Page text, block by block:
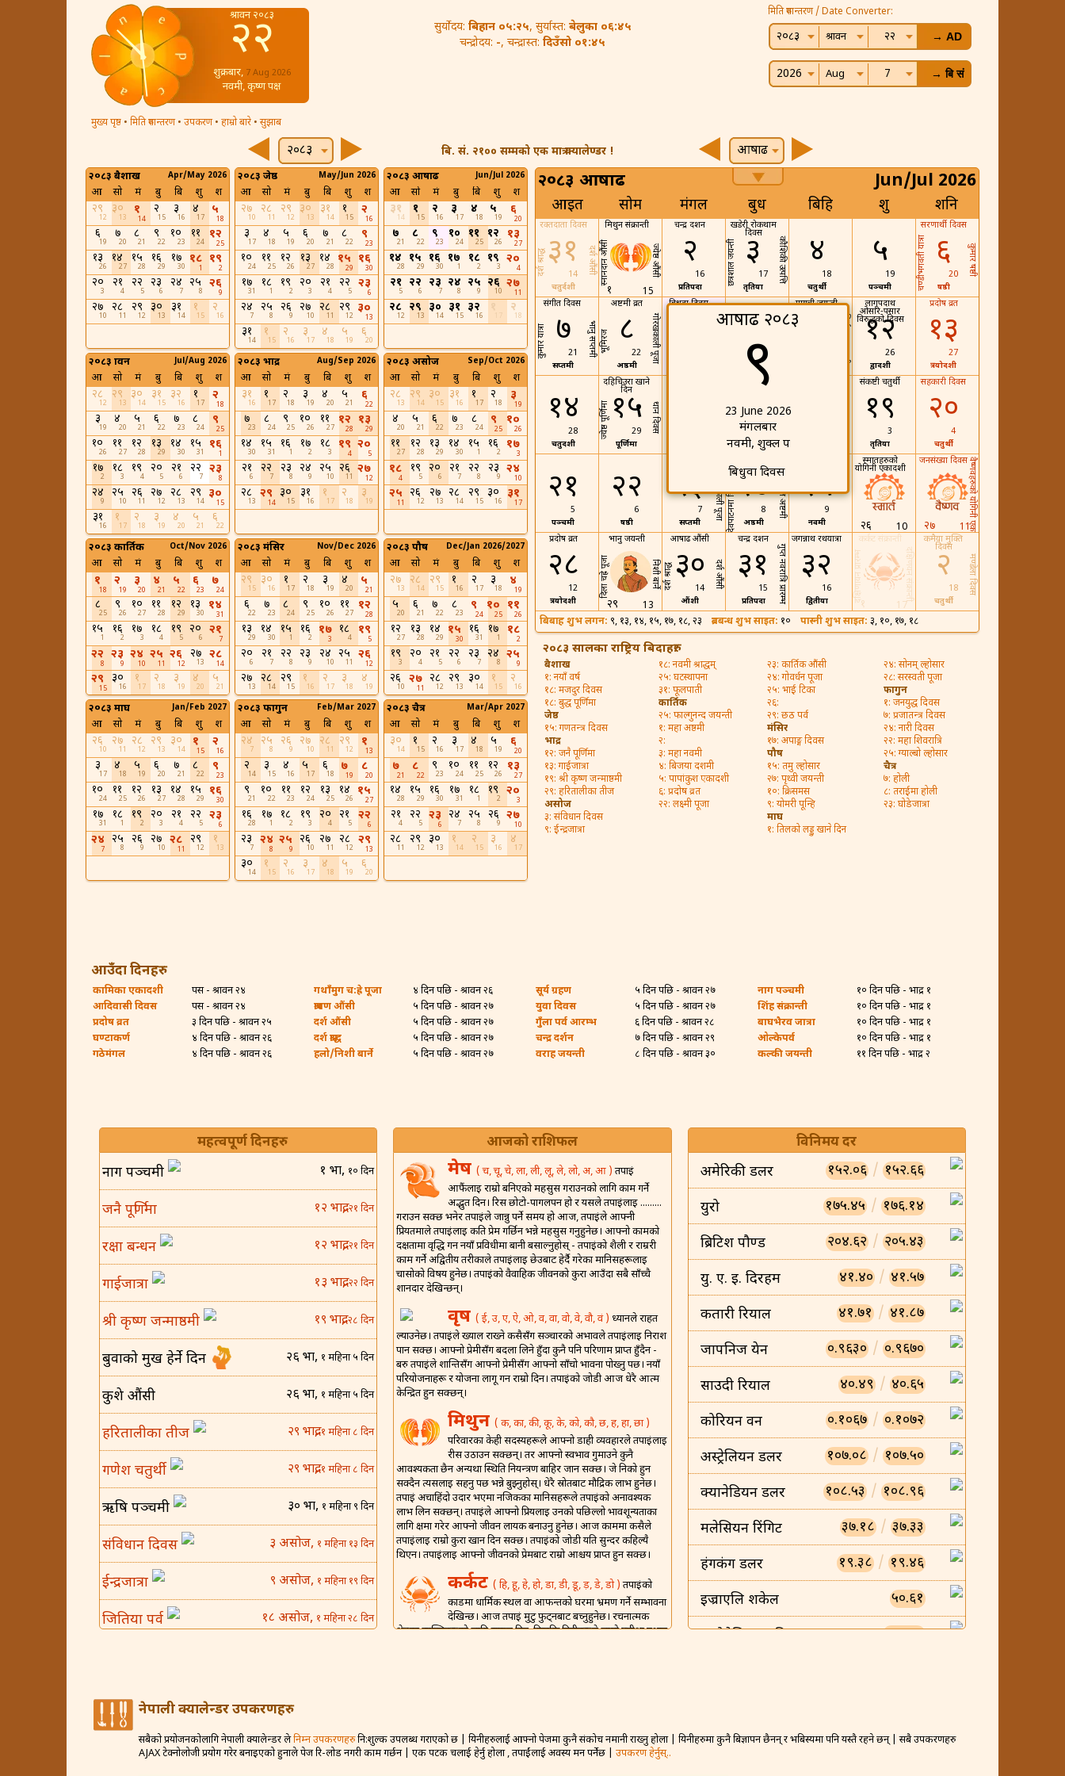
श्रावन २०८३
२२
शुक्रबार, 7 Aug 2026
नवमी, कृष्ण पक्ष
सुर्योदय: बिहान ०५:२५, सुर्यास्त: बेलुका ०६:४५
चन्द्रोदय: -, चन्द्रास्त: दिउँसो ०१:४५
बि. सं. २१०० सम्मको एक मात्र क्यालेण्डर !
मिति रुपान्तरण / Date Converter:
२०८३ श्रावन २२
2026 Aug 7
मुख्य पृष्ठ • मिति रुपान्तरण• उपकरण• हाम्रो बारे •सुझाब
२०८३
२०८३ बैशाख Apr/May 2026
आ सो मं बु बि शु श
२९
12
३०
13
१
14
२
15
३
16
४
17
५
18
६
19
७
20
८
21
९
22
१०
23
११
24
१२
25
१३
26
१४
27
१५
28
१६
29
१७
30
१८
1
१९
2
२०
3
२१
4
२२
5
२३
6
२४
7
२५
8
२६
9
२७
10
२८
11
२९
12
३०
13
३१
14
१
15
२
16
२०८३ जेष्ठ May/Jun 2026
आ सो मं बु बि शु श
२७
10
२८
11
२९
12
३०
13
३१
14
१
15
२
16
३
17
४
18
५
19
६
20
७
21
८
22
९
23
१०
24
११
25
१२
26
१३
27
१४
28
१५
29
१६
30
१७
31
१८
1
१९
2
२०
3
२१
4
२२
5
२३
6
२४
7
२५
8
२६
9
२७
10
२८
11
२९
12
३०
13
३१
14
१
15
२
16
३
17
४
18
५
19
६
20
२०८३ आषाढ Jun/Jul 2026
आ सो मं बु बि शु श
३१
14
१
15
२
16
३
17
४
18
५
19
६
20
७
21
८
22
९
23
१०
24
११
25
१२
26
१३
27
१४
28
१५
29
१६
30
१७
1
१८
2
१९
3
२०
4
२१
5
२२
6
२३
7
२४
8
२५
9
२६
10
२७
11
२८
12
२९
13
३०
14
३१
15
३२
16
२
18
२०८३ श्रावन Jul/Aug 2026
आ सो मं बु बि शु श
२८
12
२९
13
३०
14
३१
15
३२
16
१
17
२
18
३
19
४
20
५
21
६
22
७
23
८
24
९
25
१०
26
११
27
१२
28
१३
29
१४
30
१५
31
१६
1
१७
2
१८
3
१९
4
२०
5
२१
6
२२
7
२३
8
२४
9
२५
10
२६
11
२७
12
२८
13
२९
14
३०
15
३१
16
१
17
२
18
३
19
४
20
५
21
६
22
२०८३ भाद्र Aug/Sep 2026
आ सो मं बु बि शु श
३१
16
१
17
२
18
३
19
४
20
५
21
६
22
७
23
८
24
९
25
१०
26
११
27
१२
28
१३
29
१४
30
१५
31
१६
1
१७
2
१८
3
१९
4
२०
5
२१
6
२२
7
२३
8
२४
9
२५
10
२६
11
२७
12
२८
13
२९
14
३०
15
३१
16
१
17
२
18
३
19
२०८३ असोज Sep/Oct 2026
आ सो मं बु बि शु श
२८
13
२९
14
३०
15
३१
16
१
17
२
18
३
19
४
20
५
21
६
22
७
23
८
24
९
25
१०
26
११
27
१२
28
१३
29
१४
30
१५
1
१६
2
१७
3
१८
4
१९
5
२०
6
२१
7
२२
8
२३
9
२४
10
२५
11
२६
12
२७
13
२८
14
२९
15
३०
16
३१
17
२०८३ कार्तिक Oct/Nov 2026
आ सो मं बु बि शु श
१
18
२
19
३
20
४
21
५
22
६
23
७
24
८
25
९
26
१०
27
११
28
१२
29
१३
30
१४
31
१५
1
१६
2
१७
3
१८
4
१९
5
२०
6
२१
7
२२
8
२३
9
२४
10
२५
11
२६
12
२७
13
२८
14
२९
15
३०
16
१
17
२
18
३
19
४
20
५
21
२०८३ मंसिर Nov/Dec 2026
आ सो मं बु बि शु श
२९
15
३०
16
१
17
२
18
३
19
४
20
५
21
६
22
७
23
८
24
९
25
१०
26
११
27
१२
28
१३
29
१४
30
१५
1
१६
2
१७
3
१८
4
१९
5
२०
6
२१
7
२२
8
२३
9
२४
10
२५
11
२६
12
२७
13
२८
14
२९
15
१
16
२
17
३
18
४
19
२०८३ पौष Dec/Jan 2026/2027
आ सो मं बु बि शु श
२७
13
२८
14
२९
15
१
16
२
17
३
18
४
19
५
20
६
21
७
22
८
23
९
24
१०
25
११
26
१२
27
१३
28
१४
29
१५
30
१६
31
१७
1
१८
2
१९
3
२०
4
२१
5
२२
6
२३
7
२४
8
२५
9
२६
10
२७
11
२८
12
२९
13
३०
14
१
15
२
16
२०८३ माघ Jan/Feb 2027
आ सो मं बु बि शु श
२६
10
२७
11
२८
12
२९
13
३०
14
१
15
२
16
३
17
४
18
५
19
६
20
७
21
८
22
९
23
१०
24
११
25
१२
26
१३
27
१४
28
१५
29
१६
30
१७
31
१८
1
१९
2
२०
3
२१
4
२२
5
२३
6
२४
7
२५
8
२६
9
२७
10
२८
11
२९
12
१
13
२०८३ फागुन Feb/Mar 2027
आ सो मं बु बि शु श
२४
7
२५
8
२६
9
२७
10
२८
11
२९
12
१
13
२
14
३
15
४
16
५
17
६
18
७
19
८
20
९
21
१०
22
११
23
१२
24
१३
25
१४
26
१५
27
१६
28
१७
1
१८
2
१९
3
२०
4
२१
5
२२
6
२३
7
२४
8
२५
9
२६
10
२७
11
२८
12
२९
13
३०
14
१
15
२
16
३
17
४
18
५
19
६
20
२०८३ चैत्र Mar/Apr 2027
आ सो मं बु बि शु श
३०
14
१
15
२
16
३
17
४
18
५
19
६
20
७
21
८
22
९
23
१०
24
११
25
१२
26
१३
27
१४
28
१५
29
१६
30
१७
31
१८
1
१९
2
२०
3
२१
4
२२
5
२३
6
२४
7
२५
8
२६
9
२७
10
२८
11
२९
12
३०
13
१
14
२
15
३
16
४
17
आषाढ
२०८३ आषाढ Jun/Jul 2026
आइत सोम मंगल बुध बिहि शुक्र शनि
रक्तदाता दिवस
दर्श औंसी
दर्श श्राद्ध३१
14
चतुर्दशी
मिथुन संक्रान्ती
ज्येष्ठ औंसी
स्नानदान औंसी
१ 15
चन्द्र दर्शन
२
16
प्रतिपदा
खडेरी राेकथाम
दिवस
कौशिकी उत्पत्ति
छत्रशाल जयन्ती ३
17
तृतिया
४
18
चतुर्थी
५
19
पञ्चमी
सरणार्थी दिवस
कुमार षष्ठी
चण्डीभगवती यात्रा ६
20
षष्ठी
संगीत दिवस
भानु सप्तमी
कुमार यात्रा ७
21
सप्तमी
अष्टमी व्रत
गोरखकाली पूजा
भूमिरज ८
22
अष्ठमी
आषाढ २०८३
९
23 June 2026
मंगलबार
नवमी, शुक्ल पक्ष
बिधुवा दिवस
बिधुवा दिवस
१०
24
दशमी
गायत्री जयन्ती
निर्जला एकादशी
तुलसी बिजारोपण
लागूपदार्थ
ओसार-पसार
विरुद्धको दिवस
१२
26
द्वादशी
प्रदोष व्रत
१३
27
त्रयोदशी
१४
28
चतुर्दशी
दहिचिउरा खाने
दिन
धान दिवस
ज्येष्ठ पूर्णिमा१५
29
पूर्णिमा
१७
1
प्रतिपदा
संकष्टी चतुर्थी
१९
3
तृतिया
सहकारी दिवस
२०
4
चतुर्थी
२१
5
पञ्चमी
२२
6
षष्ठी
गोरखकाली पूजा
२३
7
सप्तमी
भलभल अष्टमी
देवपाटनमा त्रिशूलयात्रा२४
8
अष्ठमी
२५
9
नवमी
स्मार्तहरुको
योगिनी एकादशी
२६ 10
जनसंख्या दिवसवैष्णवहरुको योगिनी एकादशी
२७ 11
प्रदोष व्रत
२८
12
त्रयोदशी
भानु जयन्ती
निशी बार्ने
दिला चह्रे पूजा
२९ 13
आषाढ औंसी
दर्श औंसी
दर्श श्राद्ध३०
14
औंशी
चन्द्र दर्शन
गुप्त नवरात्रि प्रारम्भ
३१
15
प्रतिपदा
जगन्नाथ रथयात्रा
३२
16
द्वितीया
कर्कट संक्रान्ती
दक्षिणयन संक्रान्ती
दक्षिणायन प्रारम्भ
१ 17
कमैया मुक्ति
दिवस
मण्डेला दिवस
२
18
चतुर्थी
बिबाह शुभ लगन: ९, १३, १४, १५, १७, १८, २३ ब्रतबन्ध शुभ साइत: १० पास्नी शुभ साइत: ३, १०, १७, १८
२०८३ सालका राष्ट्रिय बिदाहरु:
बैशाख
१: नयाँ वर्ष
१८: मजदुर दिवस
१८: बुद्ध पूर्णिमा
जेष्ठ
१५: गणतन्त्र दिवस
भाद्र
१२: जनै पूर्णिमा
१३: गाईजात्रा
१९: श्री कृष्ण जन्माष्ठमी
२९: हरितालीका तीज
असोज
३: संविधान दिवस
९: ईन्द्रजात्रा
१८: नवमी श्राद्धम्
२५: घटस्थापना
३१: फूलपाती
कार्तिक
२५: फाल्गुनन्द जयन्ती
१: महा अष्ठमी
२:
३: महा नवमी
४: बिजया दशमी
५: पापांकुश एकादशी
६: प्रदोष व्रत
२२: लक्ष्मी पूजा
२३: कार्तिक औंसी
२४: गोवर्धन पूजा
२५: भाई टिका
२६:
२९: छठ पर्व
मंसिर
१७: अपाङ्ग दिवस
पौष
१५: तमु ल्होसार
२७: पृथ्वी जयन्ती
१०: क्रिसमस
९: योमरी पून्हि
माघ
१: तिलको लड्डु खाने दिन
२४: सोनम् ल्होसार
२८: सरस्वती पूजा
फागुन
१: जनयुद्ध दिवस
७: प्रजातन्त्र दिवस
२४: नारी दिवस
२२: महा शिवरात्रि
२५: ग्याल्बो ल्होसार
चैत्र
७: होली
८: तराईमा होली
२३: घोडेजात्रा
आउँदा दिनहरु
कामिका एकादशी
पर्सि - श्रावन २४
आदिवासी दिवस
पर्सि - श्रावन २४
प्रदोष व्रत
३ दिन पछि - श्रावन २५
घण्टाकर्ण
४ दिन पछि - श्रावन २६
गठेमंगल
४ दिन पछि - श्रावन २६
गथाँमुग च:ह्रे पूजा
४ दिन पछि - श्रावन २६
श्रावण औंसी
५ दिन पछि - श्रावन २७
दर्श औंसी
५ दिन पछि - श्रावन २७
दर्श श्राद्ध
५ दिन पछि - श्रावन २७
हलो/निशी बार्ने
५ दिन पछि - श्रावन २७
सूर्य ग्रहण
५ दिन पछि - श्रावन २७
युवा दिवस
५ दिन पछि - श्रावन २७
गुँला पर्व आरम्भ
६ दिन पछि - श्रावन २८
चन्द्र दर्शन
७ दिन पछि - श्रावन २९
वराह जयन्ती
८ दिन पछि - श्रावन ३०
नाग पञ्चमी
१० दिन पछि - भाद्र १
शिंह संक्रान्ती
१० दिन पछि - भाद्र १
बाघभैरव जात्रा
१० दिन पछि - भाद्र १
ओल्केपर्व
१० दिन पछि - भाद्र १
कल्की जयन्ती
११ दिन पछि - भाद्र २
आजको राशिफल
मेष( च, चू, चे, ला, ली, लू, ले, लो, अ, आ )तपाईं
आफैंलाई राम्रो बनिएको महसुस गराउनको लागि काम गर्ने
अद्भुत दिन। रिस छोटो-पागलपन हो र यसले तपाईंलाई .........
गराउन सक्छ भनेर तपाईंले जान्नु पर्ने समय हो आज, तपाईंले आफ्नी
प्रियतमाले तपाईंलाई कति प्रेम गर्छिन भन्ने महसुस गर्नुहुनेछ। आफ्नो कामको
दक्षतामा वृद्धि गर्न नयाँ प्रविधीमा बानी बसाल्नुहोस् - तपाईंको शैली र राम्ररी
काम गर्ने अद्वितीय तरीकाले तपाईंलाई छेउबाट हेर्दै गरेका मानिसहरूलाई
चासोको विषय हुनेछ। तपाईंको वैवाहिक जीवनको कुरा आउँदा सबै साँच्चै
शानदार देखिन्छन्।
वृष( ई, उ, ए, ऐ, ओ, व, वा, वो, वे, वौ, वं ) ध्यानले राहत
ल्याउनेछ। तपाईंले ख्याल राख्ने कसैसँग सञ्चारको अभावले तपाईंलाई निराश
पार्न सक्छ। आफ्नो प्रेमीसँग बदला लिने हुँदा कुनै पनि परिणाम प्राप्त हुँदैन -
बरु तपाईंले शान्तिसँग आफ्नो प्रेमीसँग आफ्नो साँचो भावना पोख्नु पर्छ। नयाँ
परियोजनाहरू र योजना लागू गर्न राम्रो दिन। तपाईंको जोडी आज धेरै आत्म
केन्द्रित हुन सक्छन्।
मिथुन( क, का, की, कू, के, को, कौ, छ, ह, हा, छा )
परिवारका केही सदस्यहरूले आफ्नो डाही व्यवहारले तपाईंलाई
रीस उठाउन सक्छन्। तर आफ्नो स्वभाव गुमाउने कुनै
आवश्यकता छैन अन्यथा स्थिति नियन्त्रण बाहिर जान सक्छ। जे निको हुन
सक्दैन त्यसलाई सहनु पर्छ भन्ने बुझ्नुहोस्। धेरै स्रोतबाट मौद्रिक लाभ हुनेछ।
तपाईं अचाहिंदो उदार भएमा नजिकका मानिसहरूले तपाईंको अनावश्यक
लाभ लिन सक्छन्। तपाईंले आफ्नो प्रियलाई उनको पछिल्लो भावशून्यताका
लागि क्षमा गरेर आफ्नो जीवन लायक बनाउनु हुनेछ। आज काममा कसैले
तपाईंलाई राम्रो कुरा खान दिन सक्छ। तपाईंको जोडी यति सुन्दर कहिल्यै
थिएन। तपाईंलाई आफ्नो जीवनको प्रेमबाट राम्रो आश्चर्य प्राप्त हुन सक्छ।
कर्कट( हि, हू, हे, हो, डा, डी, डू, ड़, डे, डो )तपाईंको
कार्डमा धार्मिक स्थल वा आफन्तको घरमा भ्रमण गर्ने सम्भावना
देखिन्छ। आज तपाईं मुटु फुट्नबाट बच्नुहुनेछ। रचनात्मक
क्षेत्रका व्यक्तिहरूको लागि सफल दिन, किनकि तिनीहरूले लामो प्रतीक्षा पश्चात
तपाईंमा असीम ऊर्जा र उत्साह आउनेछ र तपाईंले आफ्नो
फाइदाको लागि कुनै पनि मौका प्रयोग गर्नु हुनेछ। आर्थिक सुधार
महत्वपूर्ण दिनहरु
नाग पञ्चमी १ भाद्र, १० दिन
जनै पूर्णिमा १२ भाद्र,२१ दिन
रक्षा बन्धन १२ भाद्र,२१ दिन
गाईजात्रा १३ भाद्र,२२ दिन
श्री कृष्ण जन्माष्ठमी १९ भाद्र,२८ दिन
बुवाको मुख हेर्ने दिन २६ भाद्र, १ महिना ५ दिन
कुशे औंसी २६ भाद्र, १ महिना ५ दिन
हरितालीका तीज २९ भाद्र,१ महिना ८ दिन
गणेश चतुर्थी २९ भाद्र,१ महिना ८ दिन
ऋषि पञ्चमी ३० भाद्र, १ महिना ९ दिन
संविधान दिवस ३ असोज, १ महिना १३ दिन
ईन्द्रजात्रा ९ असोज, १ महिना १९ दिन
जितिया पर्व १८ असोज, १ महिना २८ दिन
बिजया दशमी
कोजाग्रत व्रत ८ कार्तिक, २ महिना १९ दिन
विनिमय दर
अमेरिकी डलर १५२.०६ / १५२.६६
युरो १७५.४५ / १७६.१४
ब्रिटिश पौण्ड २०४.६२ / २०५.४३
यु. ए. इ. दिरहम ४१.४० / ४१.५७
कतारी रियाल ४१.७१ / ४१.८७
जापनिज येन ०.९६३० / ०.९६७०
साउदी रियाल ४०.४९ / ४०.६५
कोरियन वन ०.१०६७ / ०.१०७२
अस्ट्रेलियन डलर १०७.०८ / १०७.५०
क्यानेडियन डलर १०८.५३ / १०८.९६
मलेसियन रिंगिट ३७.१८ / ३७.३३
हंगकंग डलर १९.३८ / १९.४६
इज्राएलि शकेल ५०.६१
०.००८५
बह्रैनी दिनार ४०३.२९ / ४०४.८८
नेपाली क्यालेन्डर उपकरणहरु
सबैको प्रयोजनकोलागि नेपाली क्यालेन्डर लेनिम्न उपकरणहरुनि:शुल्क उपलब्ध गराएको छ | यिनीहरुलाई आफ्नो पेजमा कुनै संकोच नमानी राख्नु होला | यिनीहरुमा कुनै बिज्ञापन छैनन् र भबिस्यमा पनि यस्तै रहने छन् | सबै उपकरणहरु
AJAX टेक्नोलोजी प्रयोग गरेर बनाइएको हुनाले पेज रि-लोड नगरी काम गर्छन | एक पटक चलाई हेर्नु होला , तपाईंलाई अवस्य मन पर्नेछ | उपकरण हेर्नुस्..